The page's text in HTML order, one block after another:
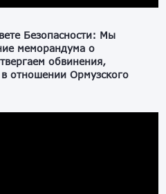
Безопасности: Мы
меморандума о
обвинения,
отношении Ормузского